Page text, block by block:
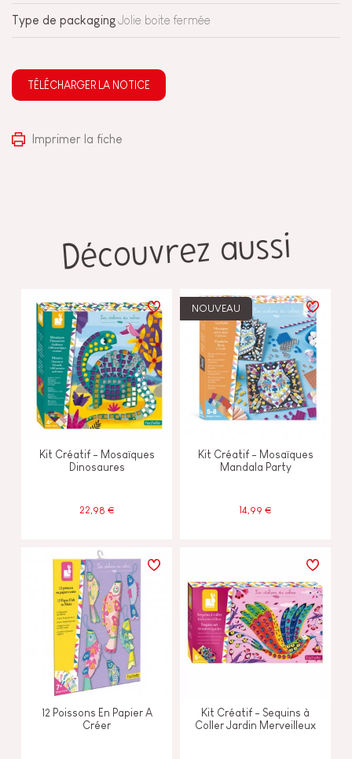
Type de packagingJolie boite fermée
TÉLÉCHARGER LA NOTICE
Imprimer la fiche
Découvrez aussi
Kit Créatif - Mosaïques
Dinosaures
22,98 €
NOUVEAU
Kit Créatif - Mosaïques
Mandala Party
14,99 €
12 Poissons En Papier A
Créer
Kit Créatif - Sequins à
Coller Jardin Merveilleux